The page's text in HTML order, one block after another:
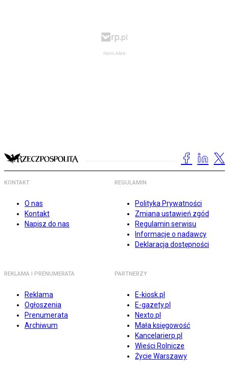
KONTAKT
O nas
Kontakt
Napisz do nas
REGULAMIN
Polityka Prywatności
Zmiana ustawień zgód
Regulamin serwisu
Informacje o nadawcy
Deklaracja dostępności
REKLAMA I PRENUMERATA
Reklama
Ogłoszenia
Prenumerata
Archiwum
PARTNERZY
E-kiosk.pl
E-gazety.pl
Nexto.pl
Mała księgowość
Kancelarierp.pl
Wieści Rolnicze
Życie Warszawy